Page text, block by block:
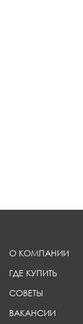
О КОМПАНИИ
ГДЕ КУПИТЬ
СОВЕТЫ
ВАКАНСИИ